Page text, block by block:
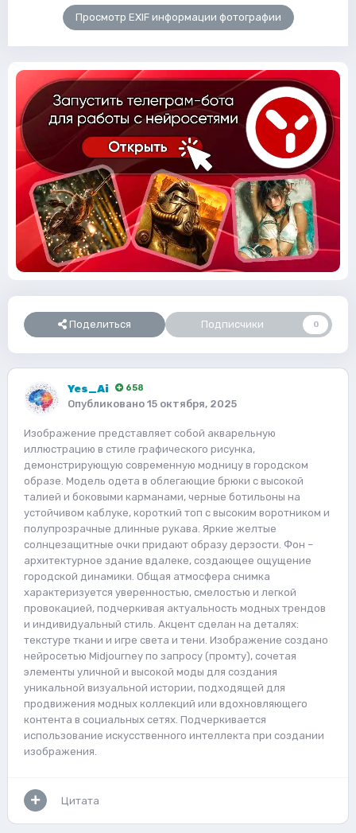
Просмотр EXIF информации фотографии
Поделиться Подписчики 0
Yes_Ai 658
Опубликовано 15 октября, 2025
Изображение представляет собой акварельную
иллюстрацию в стиле графического рисунка,
демонстрирующую современную модницу в городском
образе. Модель одета в облегающие брюки с высокой
талией и боковыми карманами, черные ботильоны на
устойчивом каблуке, короткий топ с высоким воротником и
полупрозрачные длинные рукава. Яркие желтые
солнцезащитные очки придают образу дерзости. Фон –
архитектурное здание вдалеке, создающее ощущение
городской динамики. Общая атмосфера снимка
характеризуется уверенностью, смелостью и легкой
провокацией, подчеркивая актуальность модных трендов
и индивидуальный стиль. Акцент сделан на деталях:
текстуре ткани и игре света и тени. Изображение создано
нейросетью Midjourney по запросу (промту), сочетая
элементы уличной и высокой моды для создания
уникальной визуальной истории, подходящей для
продвижения модных коллекций или вдохновляющего
контента в социальных сетях. Подчеркивается
использование искусственного интеллекта при создании
изображения.
Цитата